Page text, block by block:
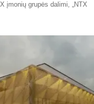
įmonių grupės dalimi, „NTX